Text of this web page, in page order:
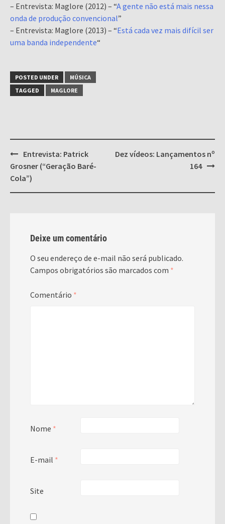
– Entrevista: Maglore (2012) – “A gente não está mais nessa
onda de produção convencional”
– Entrevista: Maglore (2013) – “Está cada vez mais difícil ser
uma banda independente“
POSTED UNDER
MÚSICA
TAGGED
MAGLORE
Post
navigation
Entrevista: Patrick
Grosner (“Geração Baré-
Cola”)
Dez vídeos: Lançamentos nº
164
Deixe um comentário
O seu endereço de e-mail não será publicado.
Campos obrigatórios são marcados com *
Comentário *
Nome *
E-mail *
Site